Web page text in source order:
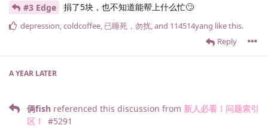
#3 Edge 捐了5块，也不知道能帮上什么忙🙄
Reply
depression,coldcoffee, 已睡死，勿扰, and 114514yang like this.
A YEAR LATER
俩fish referenced this discussion from 新人必看！问题索引
区！
#5291